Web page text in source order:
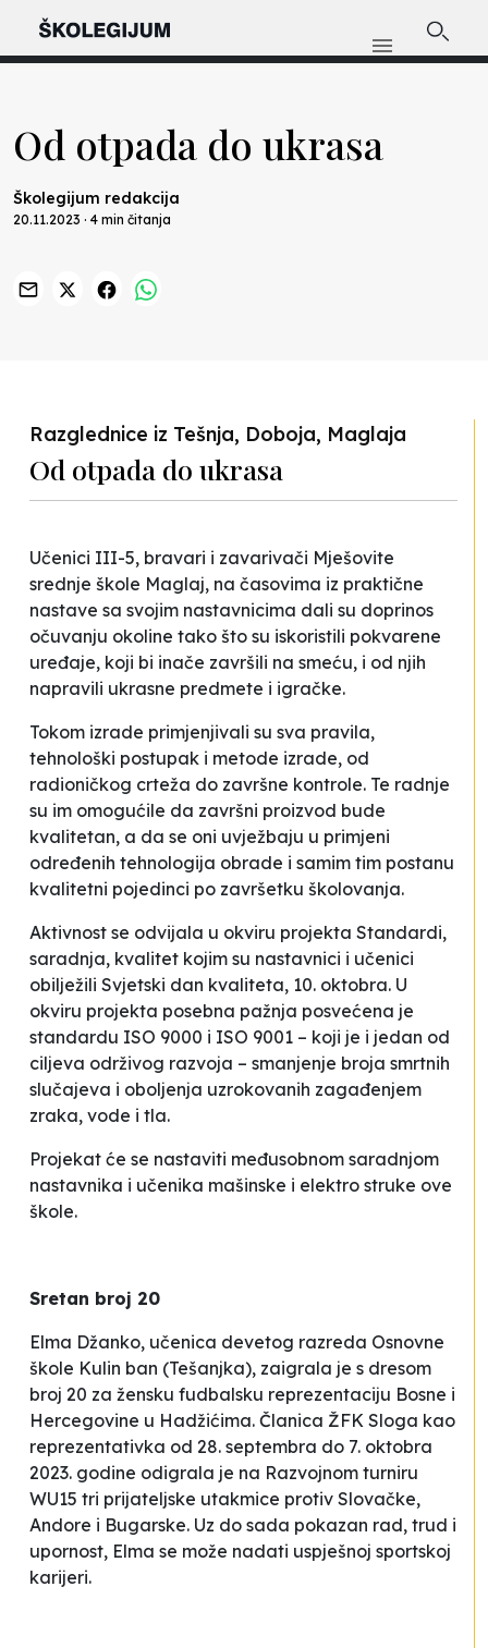
Od otpada do ukrasa
Školegijum redakcija
20.11.2023 · 4 min čitanja
Razglednice iz Tešnja, Doboja, Maglaja
Od otpada do ukrasa
Učenici III-5, bravari i zavarivači Mješovite
srednje škole Maglaj, na časovima iz praktične
nastave sa svojim nastavnicima dali su doprinos
očuvanju okoline tako što su iskoristili pokvarene
uređaje, koji bi inače završili na smeću, i od njih
napravili ukrasne predmete i igračke.
Tokom izrade primjenjivali su sva pravila,
tehnološki postupak i metode izrade, od
radioničkog crteža do završne kontrole. Te radnje
su im omogućile da završni proizvod bude
kvalitetan, a da se oni uvježbaju u primjeni
određenih tehnologija obrade i samim tim postanu
kvalitetni pojedinci po završetku školovanja.
Aktivnost se odvijala u okviru projekta Standardi,
saradnja, kvalitet kojim su nastavnici i učenici
obilježili Svjetski dan kvaliteta, 10. oktobra. U
okviru projekta posebna pažnja posvećena je
standardu ISO 9000 i ISO 9001 – koji je i jedan od
ciljeva održivog razvoja – smanjenje broja smrtnih
slučajeva i oboljenja uzrokovanih zagađenjem
zraka, vode i tla.
Projekat će se nastaviti međusobnom saradnjom
nastavnika i učenika mašinske i elektro struke ove
škole.
Sretan broj 20
Elma Džanko, učenica devetog razreda Osnovne
škole Kulin ban (Tešanjka), zaigrala je s dresom
broj 20 za žensku fudbalsku reprezentaciju Bosne i
Hercegovine u Hadžićima. Članica ŽFK Sloga kao
reprezentativka od 28. septembra do 7. oktobra
2023. godine odigrala je na Razvojnom turniru
WU15 tri prijateljske utakmice protiv Slovačke,
Andore i Bugarske. Uz do sada pokazan rad, trud i
upornost, Elma se može nadati uspješnoj sportskoj
karijeri.